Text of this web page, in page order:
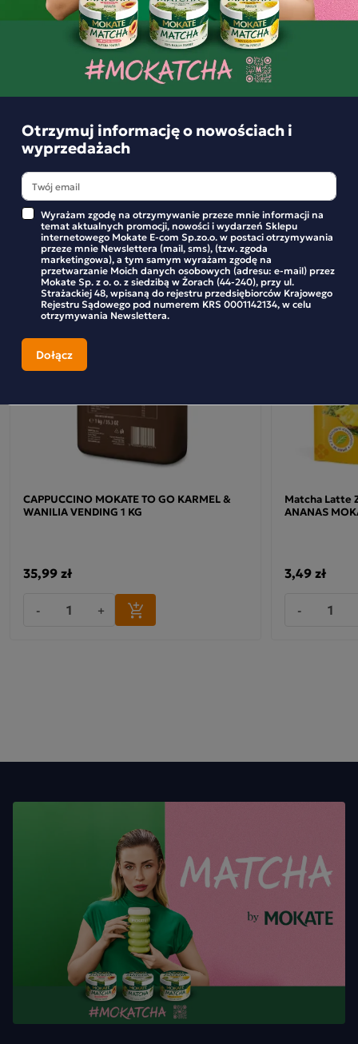
Składniki i wartości odżywcze
Opinie o produkcie
Podobne produkty
CAPPUCCINO MOKATE TO GO KARMEL &
WANILIA VENDING 1 KG
35,99 zł
- +
Matcha Latte
ANANAS
3,49 zł
-
Otrzymuj informację o nowościach i
wyprzedażach
Wyrażam zgodę na otrzymywanie przeze mnie informacji na
temat aktualnych promocji, nowości i wydarzeń Sklepu
internetowego Mokate E-com Sp.zo.o. w postaci otrzymywania
przeze mnie Newslettera (mail, sms), (tzw. zgoda
marketingowa), a tym samym wyrażam zgodę na
przetwarzanie Moich danych osobowych (adresu: e-mail) przez
Mokate Sp. z o. o. z siedzibą w Żorach (44-240), przy ul.
Strażackiej 48, wpisaną do rejestru przedsiębiorców Krajowego
Rejestru Sądowego pod numerem KRS 0001142134, w celu
otrzymywania Newslettera.